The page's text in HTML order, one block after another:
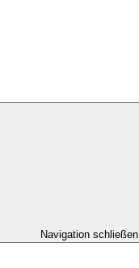
Navigation schließen